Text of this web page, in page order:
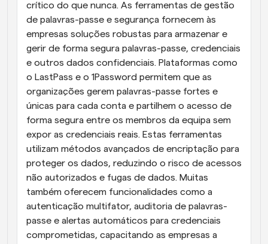
crítico do que nunca. As ferramentas de gestão
de palavras-passe e segurança fornecem às
empresas soluções robustas para armazenar e
gerir de forma segura palavras-passe, credenciais
e outros dados confidenciais. Plataformas como
o LastPass e o 1Password permitem que as
organizações gerem palavras-passe fortes e
únicas para cada conta e partilhem o acesso de
forma segura entre os membros da equipa sem
expor as credenciais reais. Estas ferramentas
utilizam métodos avançados de encriptação para
proteger os dados, reduzindo o risco de acessos
não autorizados e fugas de dados. Muitas
também oferecem funcionalidades como a
autenticação multifator, auditoria de palavras-
passe e alertas automáticos para credenciais
comprometidas, capacitando as empresas a